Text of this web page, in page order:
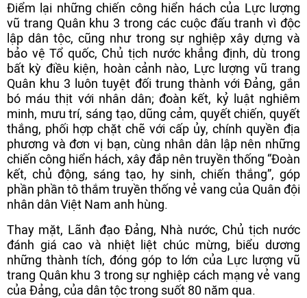
Điểm lại những chiến công hiển hách của Lực lượng
vũ trang Quân khu 3 trong các cuộc đấu tranh vì độc
lập dân tộc, cũng như trong sự nghiệp xây dựng và
bảo vệ Tổ quốc, Chủ tịch nước khẳng định, dù trong
bất kỳ điều kiện, hoàn cảnh nào, Lực lượng vũ trang
Quân khu 3 luôn tuyệt đối trung thành với Đảng, gắn
bó máu thịt với nhân dân; đoàn kết, kỷ luật nghiêm
minh, mưu trí, sáng tạo, dũng cảm, quyết chiến, quyết
thắng, phối hợp chặt chẽ với cấp ủy, chính quyền địa
phương và đơn vị bạn, cùng nhân dân lập nên những
chiến công hiển hách, xây đắp nên truyền thống “Đoàn
kết, chủ động, sáng tạo, hy sinh, chiến thắng”, góp
phần phần tô thắm truyền thống vẻ vang của Quân đội
nhân dân Việt Nam anh hùng.
Thay mặt, Lãnh đạo Đảng, Nhà nước, Chủ tịch nước
đánh giá cao và nhiệt liệt chúc mừng, biểu dương
những thành tích, đóng góp to lớn của Lực lượng vũ
trang Quân khu 3 trong sự nghiệp cách mạng vẻ vang
của Đảng, của dân tộc trong suốt 80 năm qua.